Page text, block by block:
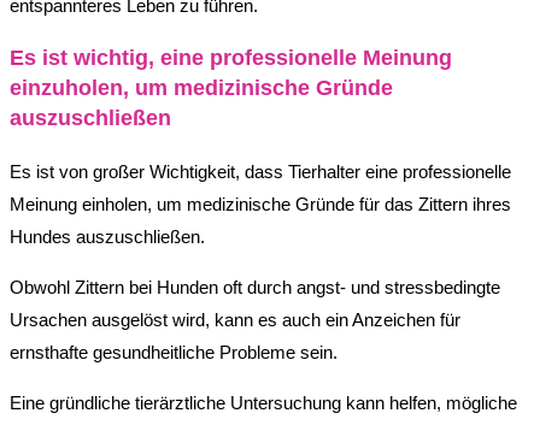
entspannteres Leben zu führen.
Es ist wichtig, eine professionelle Meinung
einzuholen, um medizinische Gründe
auszuschließen
Es ist von großer Wichtigkeit, dass Tierhalter eine professionelle
Meinung einholen, um medizinische Gründe für das Zittern ihres
Hundes auszuschließen.
Obwohl Zittern bei Hunden oft durch angst- und stressbedingte
Ursachen ausgelöst wird, kann es auch ein Anzeichen für
ernsthafte gesundheitliche Probleme sein.
Eine gründliche tierärztliche Untersuchung kann helfen, mögliche